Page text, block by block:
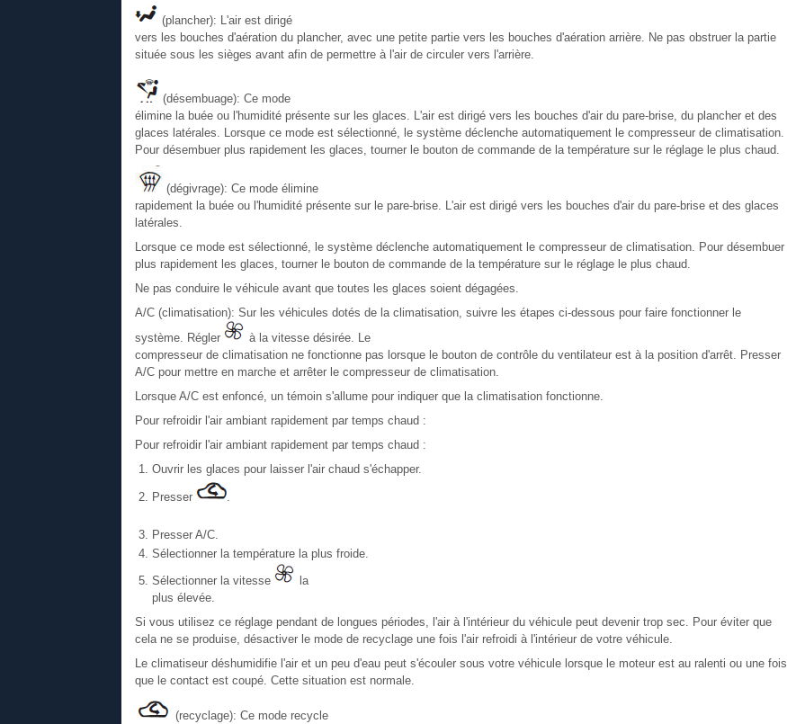
(plancher): L'air est dirigé
vers les bouches d'aération du plancher, avec une petite partie vers les bouches d'aération arrière. Ne pas obstruer la partie
située sous les sièges avant afin de permettre à l'air de circuler vers l'arrière.
(désembuage): Ce mode
élimine la buée ou l'humidité présente sur les glaces. L'air est dirigé vers les bouches d'air du pare-brise, du plancher et des
glaces latérales. Lorsque ce mode est sélectionné, le système déclenche automatiquement le compresseur de climatisation.
Pour désembuer plus rapidement les glaces, tourner le bouton de commande de la température sur le réglage le plus chaud.
(dégivrage): Ce mode élimine
rapidement la buée ou l'humidité présente sur le pare-brise. L'air est dirigé vers les bouches d'air du pare-brise et des glaces
latérales.
Lorsque ce mode est sélectionné, le système déclenche automatiquement le compresseur de climatisation. Pour désembuer
plus rapidement les glaces, tourner le bouton de commande de la température sur le réglage le plus chaud.
Ne pas conduire le véhicule avant que toutes les glaces soient dégagées.
A/C (climatisation): Sur les véhicules dotés de la climatisation, suivre les étapes ci-dessous pour faire fonctionner le
système. Régler
à la vitesse désirée. Le
compresseur de climatisation ne fonctionne pas lorsque le bouton de contrôle du ventilateur est à la position d'arrêt. Presser
A/C pour mettre en marche et arrêter le compresseur de climatisation.
Lorsque A/C est enfoncé, un témoin s'allume pour indiquer que la climatisation fonctionne.
Pour refroidir l'air ambiant rapidement par temps chaud :
Pour refroidir l'air ambiant rapidement par temps chaud :
Ouvrir les glaces pour laisser l'air chaud s'échapper.
Presser .
Presser A/C.
Sélectionner la température la plus froide.
Sélectionner la vitesse
la
plus élevée.
Si vous utilisez ce réglage pendant de longues périodes, l'air à l'intérieur du véhicule peut devenir trop sec. Pour éviter que
cela ne se produise, désactiver le mode de recyclage une fois l'air refroidi à l'intérieur de votre véhicule.
Le climatiseur déshumidifie l'air et un peu d'eau peut s'écouler sous votre véhicule lorsque le moteur est au ralenti ou une fois
que le contact est coupé. Cette situation est normale.
(recyclage): Ce mode recycle